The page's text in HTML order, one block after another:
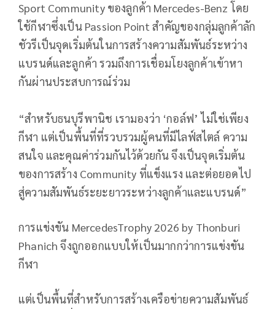
Sport Community ของลูกค้า Mercedes-Benz โดย
ใช้กีฬาซึ่งเป็น Passion Point สำคัญของกลุ่มลูกค้าลัก
ชัวรีเป็นจุดเริ่มต้นในการสร้างความสัมพันธ์ระหว่าง
แบรนด์และลูกค้า รวมถึงการเชื่อมโยงลูกค้าเข้าหา
กันผ่านประสบการณ์ร่วม
“สำหรับธนบุรีพานิช เรามองว่า ‘กอล์ฟ’ ไม่ใช่เพียง
กีฬา แต่เป็นพื้นที่ที่รวบรวมผู้คนที่มีไลฟ์สไตล์ ความ
สนใจ และคุณค่าร่วมกันไว้ด้วยกัน จึงเป็นจุดเริ่มต้น
ของการสร้าง Community ที่แข็งแรง และต่อยอดไป
สู่ความสัมพันธ์ระยะยาวระหว่างลูกค้าและแบรนด์”
การแข่งขัน MercedesTrophy 2026 by Thonburi
Phanich จึงถูกออกแบบให้เป็นมากกว่าการแข่งขัน
กีฬา
แต่เป็นพื้นที่สำหรับการสร้างเครือข่ายความสัมพันธ์